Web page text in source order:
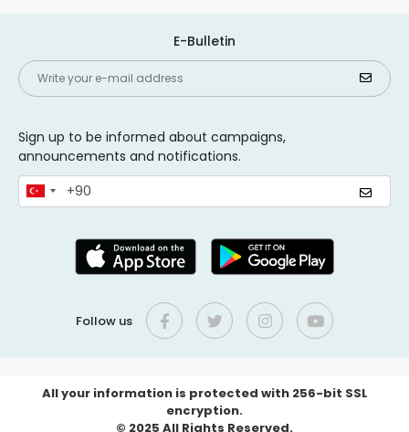
E-Bulletin
Sign up to be informed about campaigns,
announcements and notifications.
Follow us
All your information is protected with 256-bit SSL
encryption.
© 2025 All Rights Reserved.